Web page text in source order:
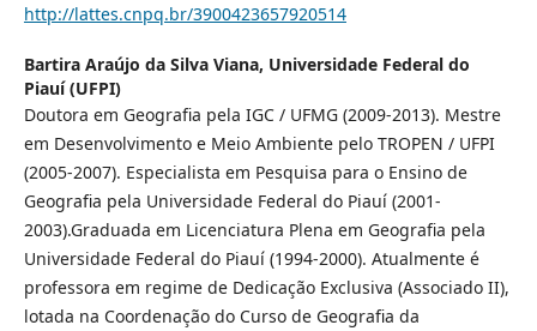
http://lattes.cnpq.br/3900423657920514
Bartira Araújo da Silva Viana, Universidade Federal do
Piauí (UFPI)
Doutora em Geografia pela IGC / UFMG (2009-2013). Mestre
em Desenvolvimento e Meio Ambiente pelo TROPEN / UFPI
(2005-2007). Especialista em Pesquisa para o Ensino de
Geografia pela Universidade Federal do Piauí (2001-
2003).Graduada em Licenciatura Plena em Geografia pela
Universidade Federal do Piauí (1994-2000). Atualmente é
professora em regime de Dedicação Exclusiva (Associado II),
lotada na Coordenação do Curso de Geografia da